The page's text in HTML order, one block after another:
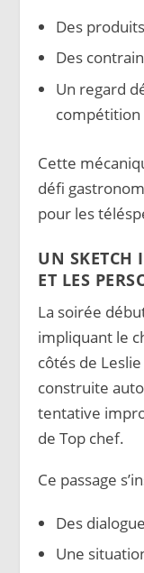
Des
Des
Un regard
compétition
Cette
défi
pour les
UN SKETCH
ET LES
La soirée
impliquant le
côtés de
construite
tentative
de Top chef.
Ce passage
Des
Une